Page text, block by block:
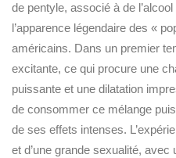
de pentyle, associé à de
l’apparence légendaire des «
américains. Dans un premier
excitante, ce qui procure une
puissante et une dilatation
de consommer ce mélange
de ses effets intenses.
et d’une grande sexualité,